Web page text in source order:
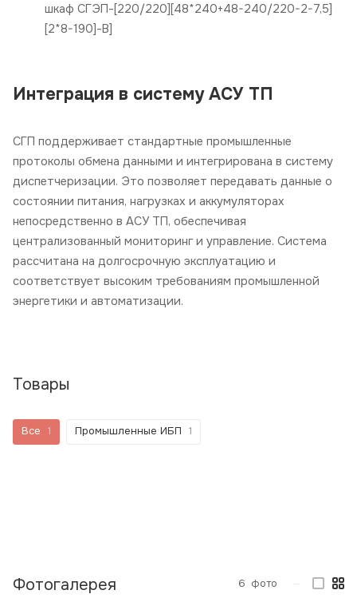
шкаф СГЭП-[220/220][48*240+48-240/220-2-7,5]
[2*8-190]-B]
Интеграция в систему АСУ ТП
СГП поддерживает стандартные промышленные
протоколы обмена данными и интегрирована в систему
диспетчеризации. Это позволяет передавать данные о
состоянии питания, нагрузках и аккумуляторах
непосредственно в АСУ ТП, обеспечивая
централизованный мониторинг и управление. Система
рассчитана на долгосрочную эксплуатацию и
соответствует высоким требованиям промышленной
энергетики и автоматизации.
Товары
Все 1 Промышленные ИБП 1
Фотогалерея 6 фото